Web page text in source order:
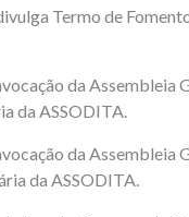
Termo de
da Assembleia
da ASSODITA.
da Assembleia
da ASSODITA.